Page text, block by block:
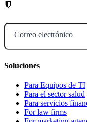
Correo electrónico
Soluciones
Para Equipos de TI
Para el sector salud
Para servicios
For law firms